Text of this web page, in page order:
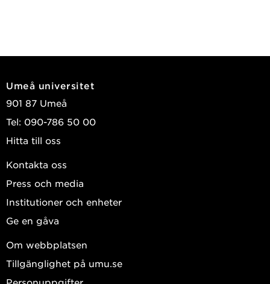
Umeå universitet
901 87 Umeå
Tel: 090-786 50 00
Hitta till oss
Kontakta oss
Press och media
Institutioner och enheter
Ge en gåva
Om webbplatsen
Tillgänglighet på umu.se